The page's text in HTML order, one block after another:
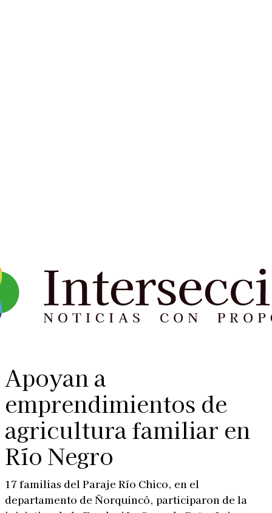
Apoyan a
emprendimientos de
agricultura familiar en
Río Negro
17 familias del Paraje Río Chico, en el
departamento de Ñorquincó, participaron de la